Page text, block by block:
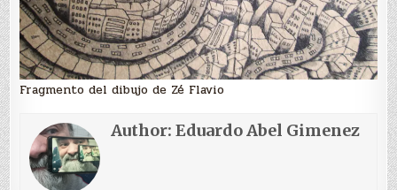
Fragmento del dibujo de Zé Flavio
Author:Eduardo Abel Gimenez